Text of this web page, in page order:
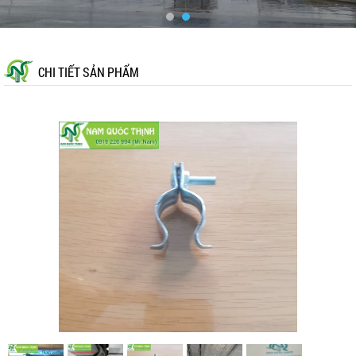
CHI TIẾT SẢN PHẨM